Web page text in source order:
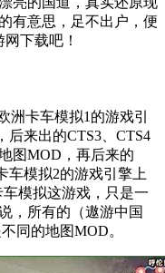
有意思，足不出户，便
下载吧！
洲卡车模拟1的游戏引
后来出的CTS3、CTS4
图MOD，再后来的
车模拟2的游戏引擎上
模拟这游戏，只是一
，所有的（遨游中国
同的地图MOD。